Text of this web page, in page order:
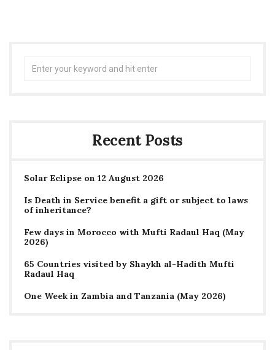
Recent Posts
Solar Eclipse on 12 August 2026
Is Death in Service benefit a gift or subject to laws
of inheritance?
Few days in Morocco with Mufti Radaul Haq (May
2026)
65 Countries visited by Shaykh al-Hadith Mufti
Radaul Haq
One Week in Zambia and Tanzania (May 2026)